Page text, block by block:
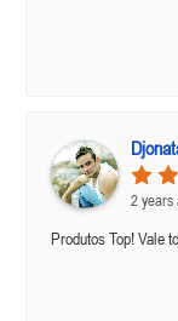
2 years
Produtos Top! Vale